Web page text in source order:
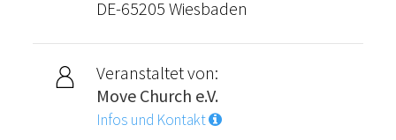
DE-65205 Wiesbaden
Veranstaltet von:
Move Church e.V.
Infos und Kontakt